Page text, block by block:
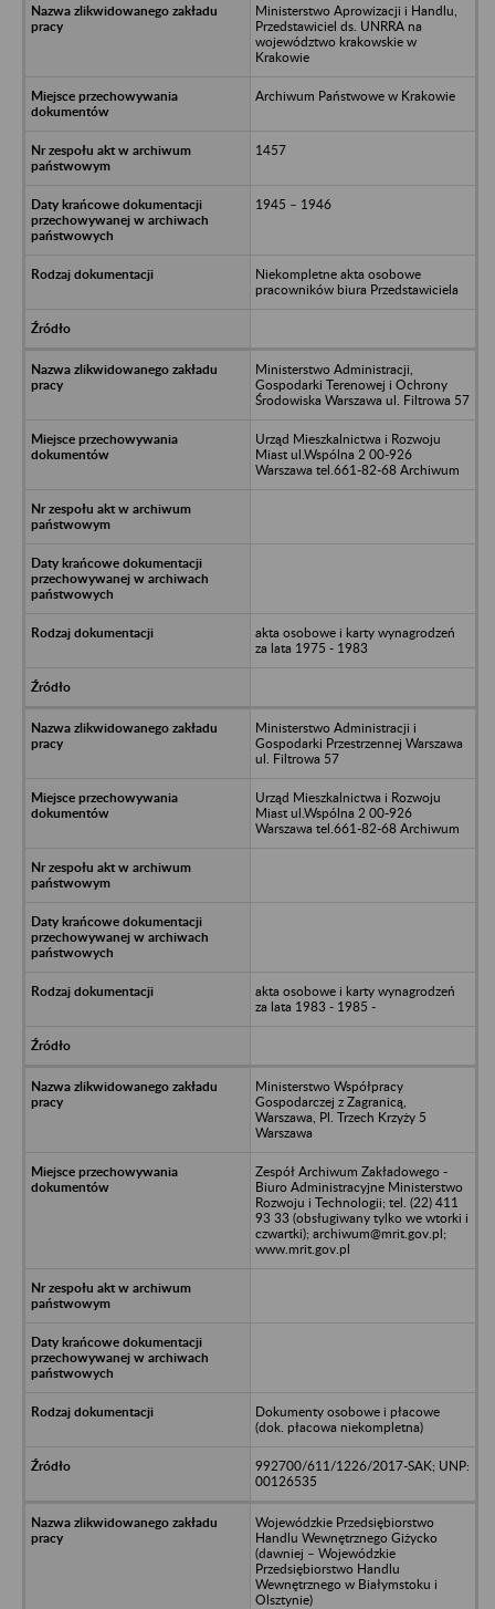
Ministerstwo Aprowizacji i Handlu,
Przedstawiciel ds. UNRRA na
województwo krakowskie w
Krakowie
Archiwum Państwowe w Krakowie
1457
1945 – 1946
Niekompletne akta osobowe
pracowników biura Przedstawiciela
Ministerstwo Administracji,
Gospodarki Terenowej i Ochrony
Środowiska Warszawa ul. Filtrowa 57
Urząd Mieszkalnictwa i Rozwoju
Miast ul.Wspólna 2 00-926
Warszawa tel.661-82-68 Archiwum
akta osobowe i karty wynagrodzeń
za lata 1975 - 1983
Ministerstwo Administracji i
Gospodarki Przestrzennej Warszawa
ul. Filtrowa 57
Urząd Mieszkalnictwa i Rozwoju
Miast ul.Wspólna 2 00-926
Warszawa tel.661-82-68 Archiwum
akta osobowe i karty wynagrodzeń
za lata 1983 - 1985 -
Ministerstwo Współpracy
Gospodarczej z Zagranicą,
Warszawa, Pl. Trzech Krzyży 5
Warszawa
Zespół Archiwum Zakładowego -
Biuro Administracyjne Ministerstwo
Rozwoju i Technologii; tel. (22) 411
93 33 (obsługiwany tylko we wtorki i
czwartki); archiwum@mrit.gov.pl;
www.mrit.gov.pl
Dokumenty osobowe i płacowe
(dok. płacowa niekompletna)
992700/611/1226/2017-SAK; UNP:
00126535
Wojewódzkie Przedsiębiorstwo
Handlu Wewnętrznego Giżycko
(dawniej – Wojewódzkie
Przedsiębiorstwo Handlu
Wewnętrznego w Białymstoku i
Olsztynie)